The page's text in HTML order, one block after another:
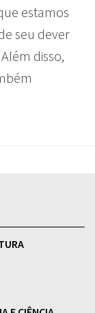
estamos
seu dever
disso,